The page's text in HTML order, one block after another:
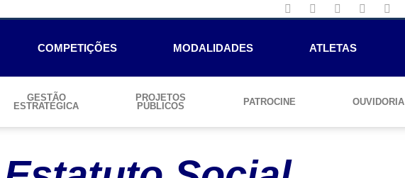
COMPETIÇÕES MODALIDADES ATLETAS
GESTÃO
ESTRATÉGICA
PROJETOS
PÚBLICOS
PATROCINE OUVIDORIA